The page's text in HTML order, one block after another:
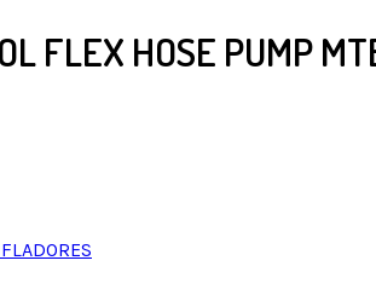
FLEX HOSE PUMP